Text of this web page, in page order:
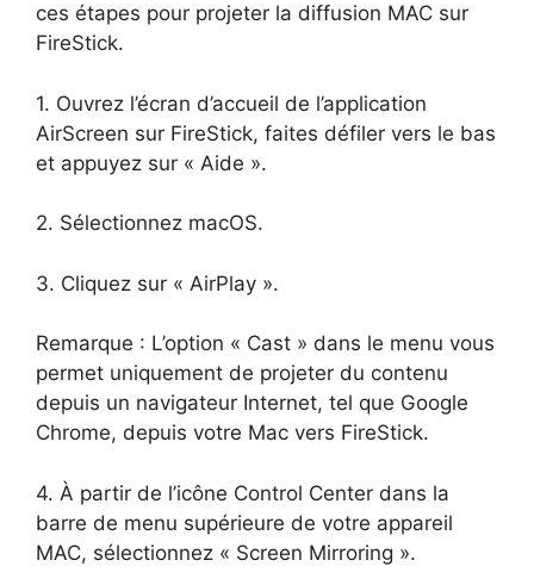
ces étapes pour projeter la diffusion MAC sur
FireStick.
1. Ouvrez l’écran d’accueil de l’application
AirScreen sur FireStick, faites défiler vers le bas
et appuyez sur « Aide ».
2. Sélectionnez macOS.
3. Cliquez sur « AirPlay ».
Remarque : L’option « Cast » dans le menu vous
permet uniquement de projeter du contenu
depuis un navigateur Internet, tel que Google
Chrome, depuis votre Mac vers FireStick.
4. À partir de l’icône Control Center dans la
barre de menu supérieure de votre appareil
MAC, sélectionnez « Screen Mirroring ».